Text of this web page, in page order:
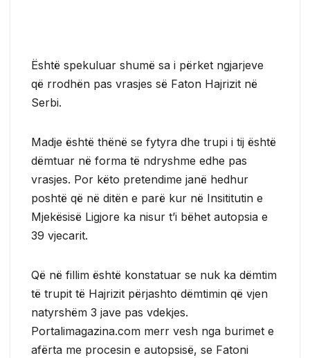
Është spekuluar shumë sa i përket ngjarjeve
që rrodhën pas vrasjes së Faton Hajrizit në
Serbi.
Madje është thënë se fytyra dhe trupi i tij është
dëmtuar në forma të ndryshme edhe pas
vrasjes. Por këto pretendime janë hedhur
poshtë që në ditën e parë kur në Insititutin e
Mjekësisë Ligjore ka nisur t’i bëhet autopsia e
39 vjecarit.
Që në fillim është konstatuar se nuk ka dëmtim
të trupit të Hajrizit përjashto dëmtimin që vjen
natyrshëm 3 jave pas vdekjes.
Portalimagazina.com merr vesh nga burimet e
afërta me procesin e autopsisë, se Fatoni